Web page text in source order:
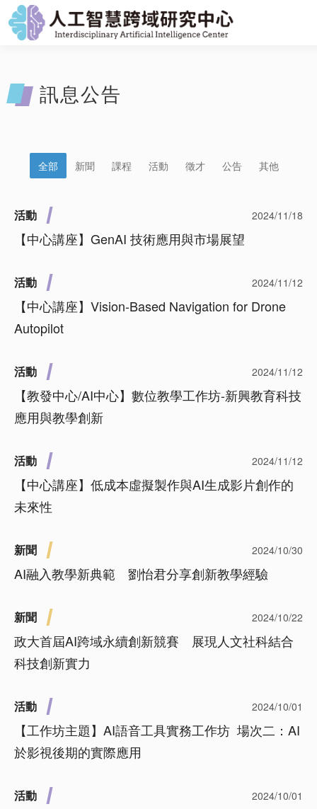
訊息公告
全部 新聞 課程 活動 徵才 公告 其他
活動 2024/11/18
【中心講座】GenAI 技術應用與市場展望
活動 2024/11/12
【中心講座】Vision-Based Navigation for Drone
Autopilot
活動 2024/11/12
【教發中心/AI中心】數位教學工作坊-新興教育科技
應用與教學創新
活動 2024/11/12
【中心講座】低成本虛擬製作與AI生成影片創作的
未來性
新聞 2024/10/30
AI融入教學新典範 劉怡君分享創新教學經驗
新聞 2024/10/22
政大首屆AI跨域永續創新競賽 展現人文社科結合
科技創新實力
活動 2024/10/01
【工作坊主題】AI語音工具實務工作坊 場次二：AI
於影視後期的實際應用
活動 2024/10/01